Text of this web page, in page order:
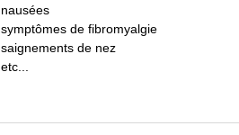
nausées
symptômes de fibromyalgie
saignements de nez
etc...